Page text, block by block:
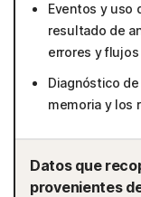
Eventos y uso
resultado de
errores y
Diagnóstico
memoria y los
Datos que
provenientes